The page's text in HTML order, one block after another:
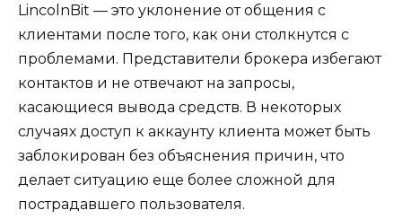
LincolnBit — это уклонение от общения с
клиентами после того, как они столкнутся с
проблемами. Представители брокера избегают
контактов и не отвечают на запросы,
касающиеся вывода средств. В некоторых
случаях доступ к аккаунту клиента может быть
заблокирован без объяснения причин, что
делает ситуацию еще более сложной для
пострадавшего пользователя.